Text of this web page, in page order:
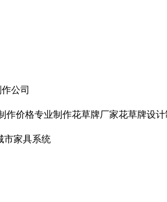
公司
作价格专业制作花草牌厂家花草牌设
市家具系统